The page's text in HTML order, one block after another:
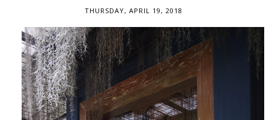
THURSDAY, APRIL 19, 2018